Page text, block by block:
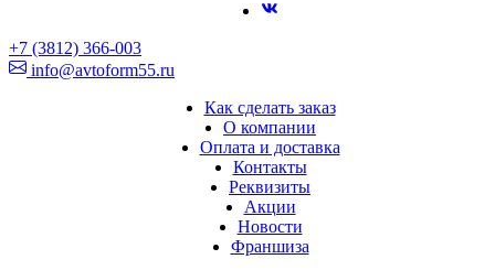
+7 (3812) 366-003
info@avtoform55.ru
Как сделать заказ
О компании
Оплата и доставка
Контакты
Реквизиты
Акции
Новости
Франшиза